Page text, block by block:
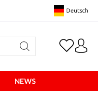
Deutsch
NEWS